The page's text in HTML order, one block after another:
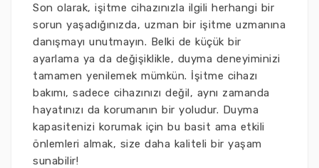
Son olarak, işitme cihazınızla ilgili herhangi bir
sorun yaşadığınızda, uzman bir işitme uzmanına
danışmayı unutmayın. Belki de küçük bir
ayarlama ya da değişiklikle, duyma deneyiminizi
tamamen yenilemek mümkün. İşitme cihazı
bakımı, sadece cihazınızı değil, aynı zamanda
hayatınızı da korumanın bir yoludur. Duyma
kapasitenizi korumak için bu basit ama etkili
önlemleri almak, size daha kaliteli bir yaşam
sunabilir!